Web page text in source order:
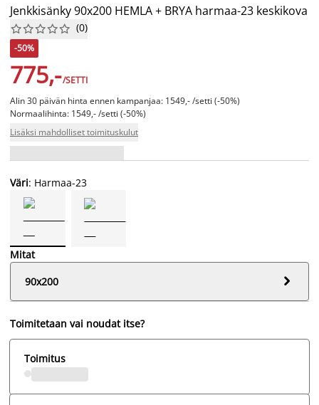
Jenkkisänky 90x200 HEMLA + BRYA harmaa-23 keskikova





 (0)
-50%
775,-/SETTI
Alin 30 päivän hinta ennen kampanjaa: 1549,- /setti (-50%)
Normaalihinta: 1549,- /setti (-50%)
Lisäksi mahdolliset toimituskulut
Väri: Harmaa-23
Mitat
90x200

Toimitetaan vai noudat itse?
Toimitus